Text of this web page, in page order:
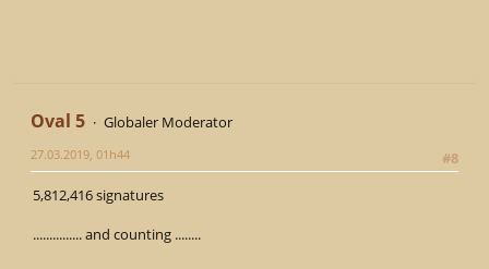
Oval 5
Globaler Moderator
#8
27.03.2019, 01h44
5,812,416 signatures
............... and counting ........